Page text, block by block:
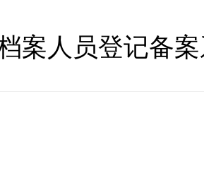
案人员登记备